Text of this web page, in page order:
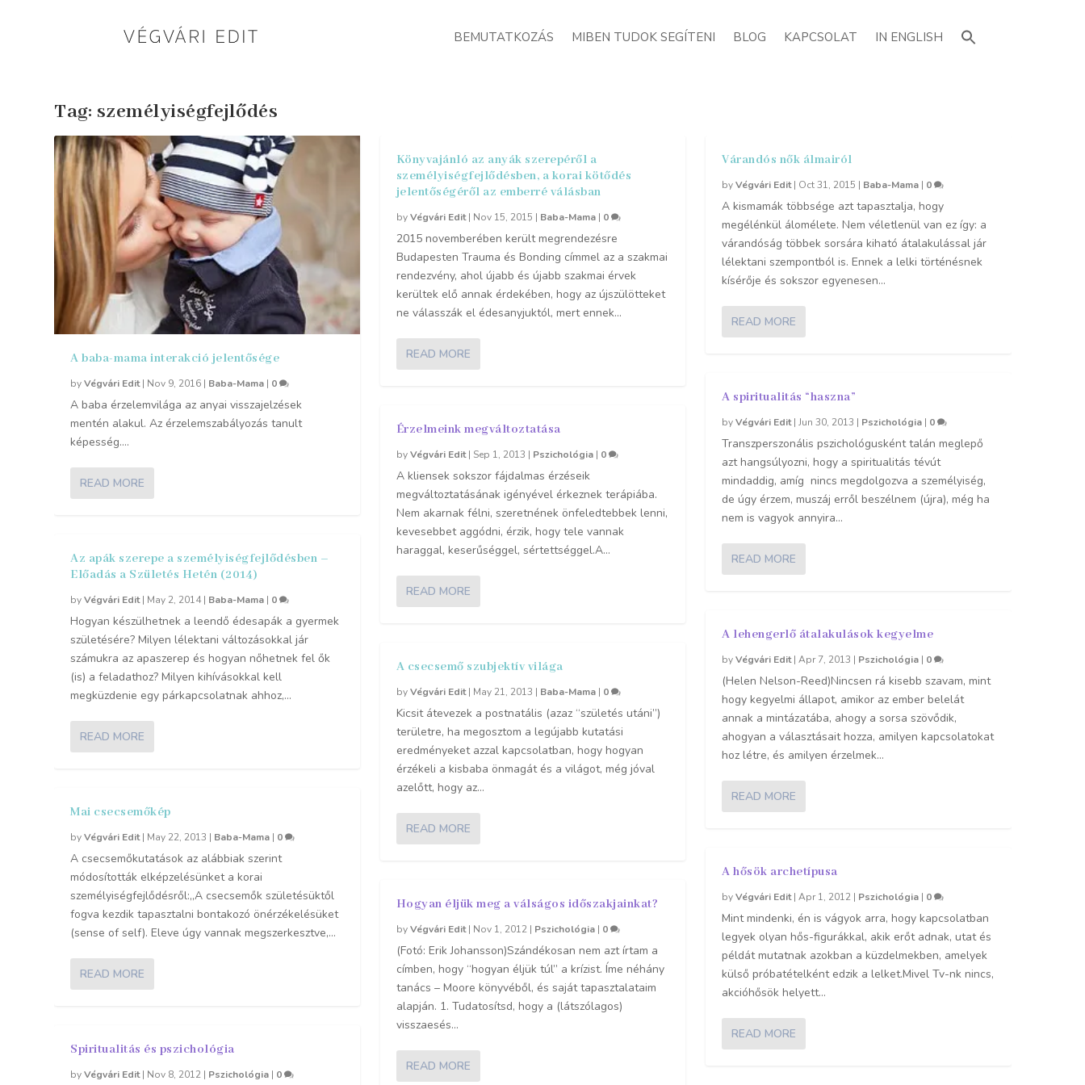
BEMUTATKOZÁS MIBEN TUDOK SEGÍTENI BLOG KAPCSOLAT IN ENGLISH
Tag: személyiségfejlődés
A baba-mama interakció jelentősége
byVégvári Edit| Nov 9, 2016 | Baba-Mama | 0
A baba érzelemvilága az anyai visszajelzések
mentén alakul. Az érzelemszabályozás tanult
képesség....
READ MORE
Az apák szerepe a személyiségfejlődésben –
Előadás a Születés Hetén (2014)
byVégvári Edit| May 2, 2014 | Baba-Mama | 0
Hogyan készülhetnek a leendő édesapák a gyermek
születésére? Milyen lélektani változásokkal jár
számukra az apaszerep és hogyan nőhetnek fel ők
(is) a feladathoz? Milyen kihívásokkal kell
megküzdenie egy párkapcsolatnak ahhoz,...
READ MORE
Mai csecsemőkép
byVégvári Edit| May 22, 2013 | Baba-Mama | 0
A csecsemőkutatások az alábbiak szerint
módosították elképzelésünket a korai
személyiségfejlődésről:„A csecsemők születésüktől
fogva kezdik tapasztalni bontakozó önérzékelésüket
(sense of self). Eleve úgy vannak megszerkesztve,...
READ MORE
Spiritualitás és pszichológia
byVégvári Edit| Nov 8, 2012 | Pszichológia | 0
Könyvajánló az anyák szerepéről a
személyiségfejlődésben, a korai kötődés
jelentőségéről az emberré válásban
byVégvári Edit| Nov 15, 2015 | Baba-Mama| 0
2015 novemberében került megrendezésre
Budapesten Trauma és Bonding címmel az a szakmai
rendezvény, ahol újabb és újabb szakmai érvek
kerültek elő annak érdekében, hogy az újszülötteket
ne válasszák el édesanyjuktól, mert ennek...
READ MORE
Érzelmeink megváltoztatása
byVégvári Edit| Sep 1, 2013 | Pszichológia| 0
A kliensek sokszor fájdalmas érzéseik
megváltoztatásának igényével érkeznek terápiába.
Nem akarnak félni, szeretnének önfeledtebbek lenni,
kevesebbet aggódni, érzik, hogy tele vannak
haraggal, keserűséggel, sértettséggel.A...
READ MORE
A csecsemő szubjektív világa
byVégvári Edit| May 21, 2013 | Baba-Mama| 0
Kicsit átevezek a postnatális (azaz “születés utáni”)
területre, ha megosztom a legújabb kutatási
eredményeket azzal kapcsolatban, hogy hogyan
érzékeli a kisbaba önmagát és a világot, még jóval
azelőtt, hogy az...
READ MORE
Hogyan éljük meg a válságos időszakjainkat?
byVégvári Edit| Nov 1, 2012| Pszichológia| 0
(Fotó: Erik Johansson)Szándékosan nem azt írtam a
címben, hogy “hogyan éljük túl” a krízist. Íme néhány
tanács – Moore könyvéből, és saját tapasztalataim
alapján. 1. Tudatosítsd, hogy a (látszólagos)
visszaesés...
READ MORE
Várandós nők álmairól
byVégvári Edit| Oct 31, 2015 | Baba-Mama | 0
A kismamák többsége azt tapasztalja, hogy
megélénkül álomélete. Nem véletlenül van ez így: a
várandóság többek sorsára kiható átalakulással jár
lélektani szempontból is. Ennek a lelki történésnek
kísérője és sokszor egyenesen...
READ MORE
A spiritualitás “haszna”
byVégvári Edit|Jun 30, 2013 | Pszichológia | 0
Transzperszonális pszichológusként talán meglepő
azt hangsúlyozni, hogy a spiritualitás tévút
mindaddig, amíg nincs megdolgozva a személyiség,
de úgy érzem, muszáj erről beszélnem (újra), még ha
nem is vagyok annyira...
READ MORE
A lehengerlő átalakulások kegyelme
byVégvári Edit|Apr 7, 2013 | Pszichológia | 0
(Helen Nelson-Reed)Nincsen rá kisebb szavam, mint
hogy kegyelmi állapot, amikor az ember belelát
annak a mintázatába, ahogy a sorsa szövődik,
ahogyan a választásait hozza, amilyen kapcsolatokat
hoz létre, és amilyen érzelmek...
READ MORE
A hősök archetípusa
byVégvári Edit|Apr 1, 2012 | Pszichológia | 0
Mint mindenki, én is vágyok arra, hogy kapcsolatban
legyek olyan hős-figurákkal, akik erőt adnak, utat és
példát mutatnak azokban a küzdelmekben, amelyek
külső próbatételként edzik a lelket.Mivel Tv-nk nincs,
akcióhősök helyett...
READ MORE